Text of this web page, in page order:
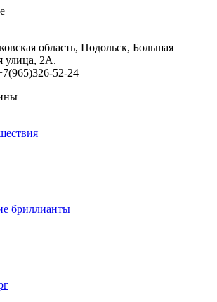
область, Подольск, Большая
улица, 2А.
52-24
бриллианты